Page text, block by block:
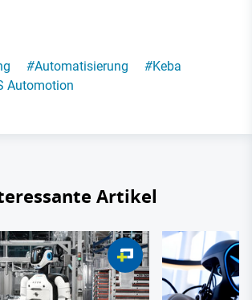
#Automatisierung #Keba
Automotion
Artikel